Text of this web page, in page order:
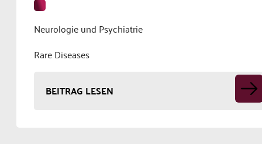
Neurologie und Psychiatrie
Rare Diseases
BEITRAG LESEN